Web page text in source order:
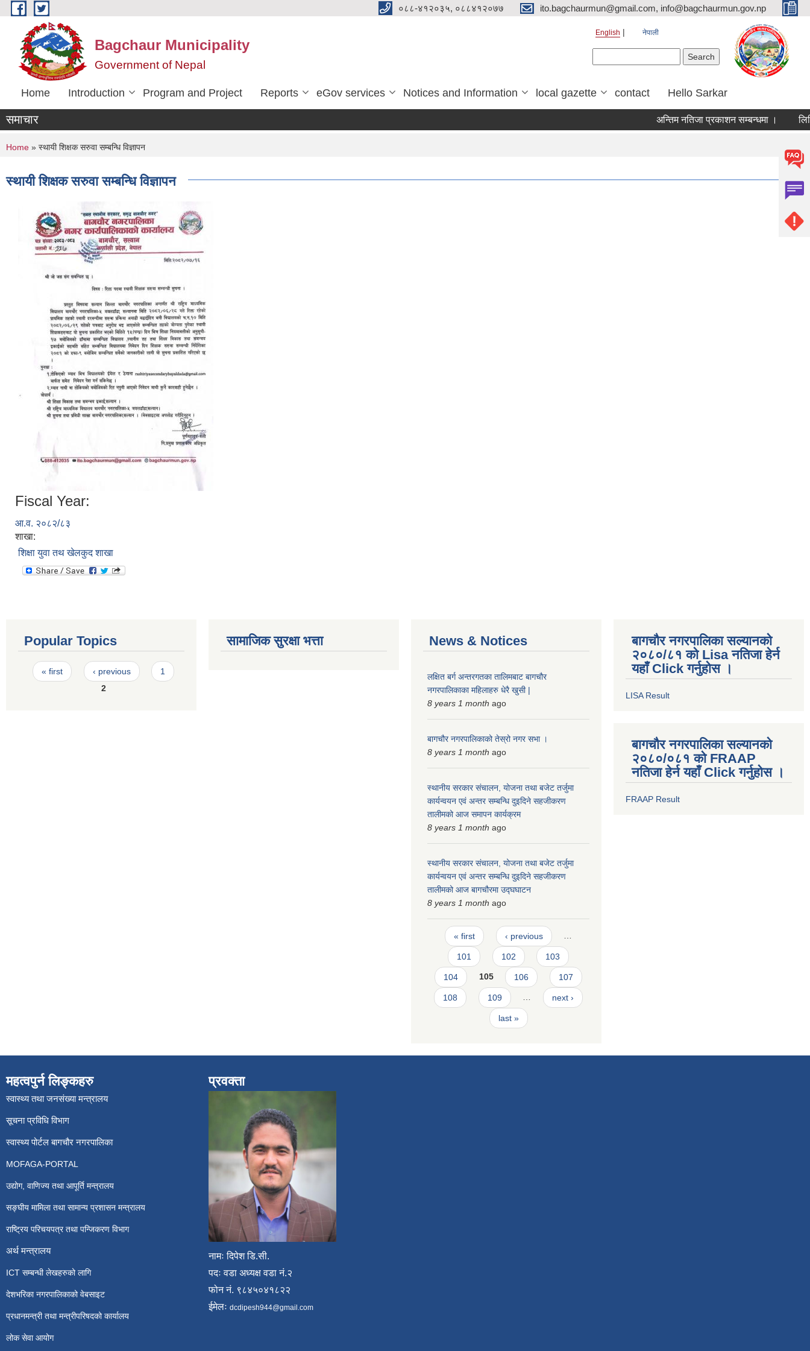
Skip to main content ०८८-४१२०३५, ०८८४१२०७७ ito.bagchaurmun@gmail.com, info@bagchaurmun.gov.np
Bagchaur Municipality
Government of Nepal
English नेपाली
Home Introduction Program and Project Reports eGov services Notices and Information local gazette contact Hello Sarkar
समाचार अन्तिम नतिजा प्रकाशन सम्बन्धमा ।
You are here
Home » स्थायी शिक्षक सरुवा सम्बन्धि विज्ञापन
स्थायी शिक्षक सरुवा सम्बन्धि विज्ञापन
Fiscal Year:
आ.व. २०८२/८३
शाखा:
शिक्षा युवा तथ खेलकुद शाखा
Popular Topics
Pages
« first ‹ previous
1
2
सामाजिक सुरक्षा भत्ता News & Notices
लक्षित बर्ग अन्तरगतका तालिमबाट बागचौर
नगरपालिकाका महिलाहरु धेरै खुसी |
8 years 1 month ago
बागचौर नगरपालिकाको तेस्रो नगर सभा ।
8 years 1 month ago
स्थानीय सरकार संचालन, योजना तथा बजेट तर्जुमा
कार्यन्वयन एवं अन्तर सम्बन्धि दुइदिने सहजीकरण
तालीमको आज समापन कार्यक्रम
8 years 1 month ago
स्थानीय सरकार संचालन, योजना तथा बजेट तर्जुमा
कार्यन्वयन एवं अन्तर सम्बन्धि दुइदिने सहजीकरण
तालीमको आज बागचौरमा उद्घघाटन
8 years 1 month ago
Pages
« first ‹ previous …
101 102 103
104 105 106 107
108 109 … next ›
last »
बागचौर नगरपालिका सल्यानको
२०८०/८१ को Lisa नतिजा हेर्न
यहाँ Click गर्नुहोस ।
LISA Result
बागचौर नगरपालिका सल्यानको
२०८०/०८१ को FRAAP
नतिजा हेर्न यहाँ Click गर्नुहोस ।
FRAAP Result
महत्वपुर्न लिङ्कहरु
स्वास्थ्य तथा जनसंख्या मन्त्रालय
सूचना प्रविधि विभाग
स्वास्थ्य पोर्टल बागचौर नगरपालिका
MOFAGA-PORTAL
उद्योग, वाणिज्य तथा आपूर्ति मन्त्रालय
सङ्घीय मामिला तथा सामान्य प्रशासन मन्त्रालय
राष्ट्रिय परिचयपत्र तथा पन्जिकरण विभाग
अर्थ मन्त्रालय
ICT सम्बन्धी लेखहरुको लागि
देशभरिका नगरपालिकाको वेबसाइट
प्रधानमन्त्री तथा मन्त्रीपरिषदको कार्यालय
लोक सेवा आयोग
प्रवक्ता
नामः दिपेश डि.सी.
पदः वडा अध्यक्ष वडा नं.२
फोन नं. ९८४५०४१८२२
ईमेलः dcdipesh944@gmail.com